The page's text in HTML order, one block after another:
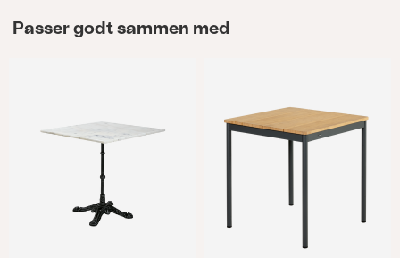
Passer godt sammen med